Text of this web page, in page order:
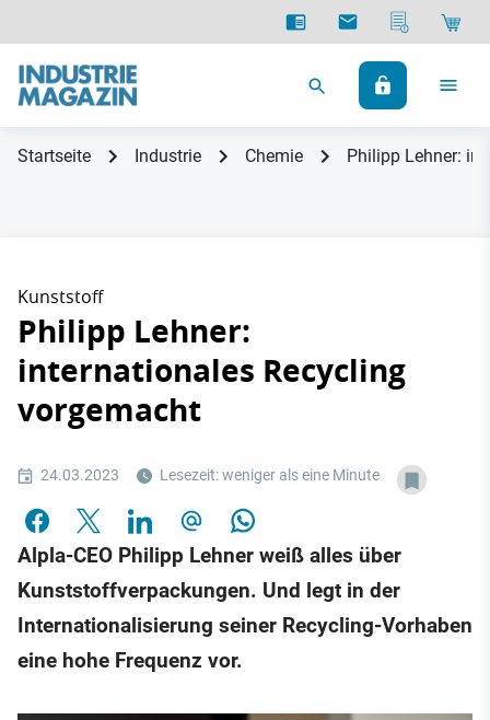
Startseite Industrie Chemie Philipp Lehner:
Kunststoff
Philipp Lehner:
internationales Recycling
vorgemacht
24.03.2023 Lesezeit: weniger als eine Minute
Alpla-CEO Philipp Lehner weiß alles über
Kunststoffverpackungen. Und legt in der
Internationalisierung seiner Recycling-Vorhaben
eine hohe Frequenz vor.